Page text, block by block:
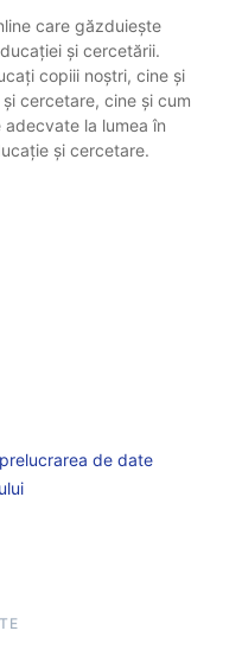
care găzduiește
și cercetării.
copiii noștri, cine și
cercetare, cine și cum
la lumea în
și cercetare.
de date